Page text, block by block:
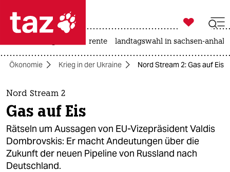
 taz zahl ich
taz zahl ich
themen
politik
öko
gesellschaft

taz zahl ich
rente landtagswahl in sachsen-anhalt
Ökonomie Krieg in der Ukraine Nord Stream 2: Gas auf Eis
Nord Stream 2
Gas auf Eis
Rätseln um Aussagen von EU-Vizepräsident Valdis
Dombrovskis: Er macht Andeutungen über die
Zukunft der neuen Pipeline von Russland nach
Deutschland.